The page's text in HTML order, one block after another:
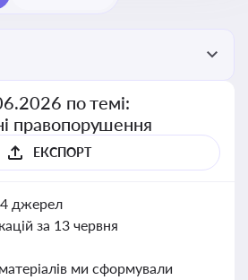
по темі:
правопорушення
ЕКСПОРТ
джерел
за 13 червня
ми сформували